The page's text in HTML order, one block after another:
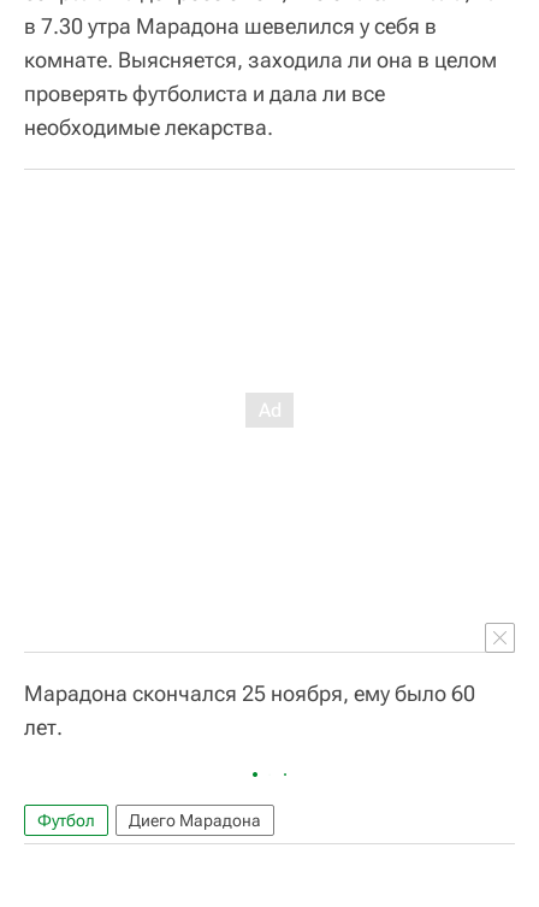
в 7.30 утра Марадона шевелился у себя в
комнате. Выясняется, заходила ли она в целом
проверять футболиста и дала ли все
необходимые лекарства.
Марадона скончался 25 ноября, ему было 60
лет.
Футбол Диего Марадона